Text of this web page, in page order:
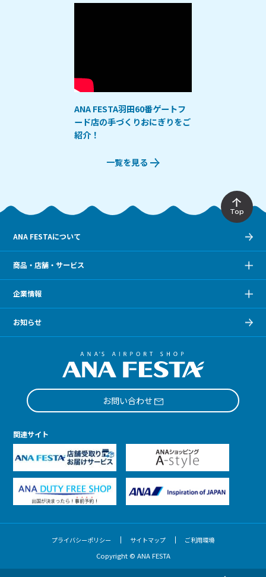
ANA FESTA羽田60番ゲートフ
ード店の手づくりおにぎりをご
紹介！
一覧を見る
Top
ANA FESTAについて
商品・店舗・サービス
企業情報
お知らせ
お問い合わせ
関連サイト
プライバシーポリシー サイトマップ ご利用環境
Copyright © ANA FESTA